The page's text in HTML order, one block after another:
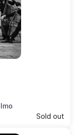
Sold out